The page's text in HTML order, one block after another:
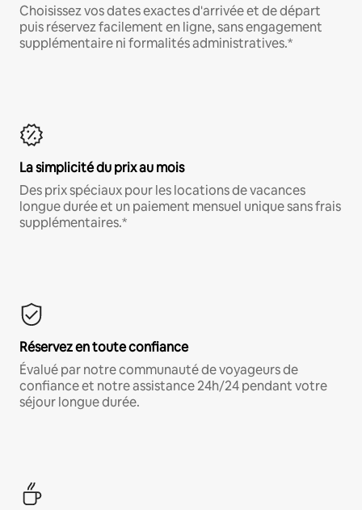
Choisissez vos dates exactes d'arrivée et de départ
puis réservez facilement en ligne, sans engagement
supplémentaire ni formalités administratives.*
La simplicité du prix au mois
Des prix spéciaux pour les locations de vacances
longue durée et un paiement mensuel unique sans frais
supplémentaires.*
Réservez en toute confiance
Évalué par notre communauté de voyageurs de
confiance et notre assistance 24h/24 pendant votre
séjour longue durée.